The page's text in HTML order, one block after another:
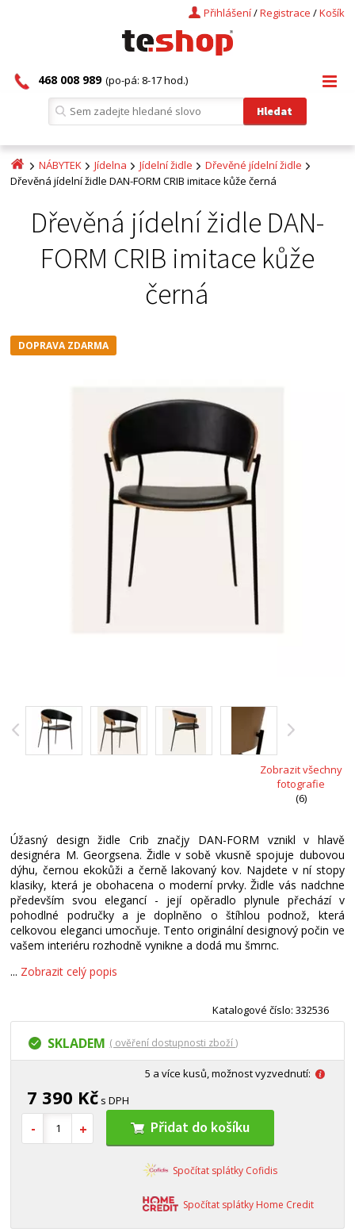
Košík
/
Registrace
/
Přihlášení
468 008 989 (po-pá: 8-17 hod.)
NÁBYTEK Jídelna Jídelní židle
Dřevěné jídelní židle
Dřevěná jídelní židle DAN-FORM CRIB imitace kůže černá
Dřevěná jídelní židle DAN-
FORM CRIB imitace kůže
černá
DOPRAVA ZDARMA
Zobrazit všechny
fotografie
(6)
Úžasný design židle Crib značjy DAN-FORM vznikl v hlavě
designéra M. Georgsena. Židle v sobě vkusně spojuje dubovou
dýhu, černou ekokůži a černě lakovaný kov. Najdete v ní stopy
klasiky, která je obohacena o moderní prvky. Židle vás nadchne
především svou elegancí - její opěradlo plynule přechází v
pohodlné područky a je doplněno o štíhlou podnož, která
celkovou eleganci umocňuje. Tento originální designový počin ve
vašem interiéru rozhodně vynikne a dodá mu šmrnc.
... Zobrazit celý popis
Katalogové číslo: 332536
SKLADEM ( ověření dostupnosti zboží )
5 a více kusů, možnost vyzvednutí:
7 390 Kč s DPH
Přidat do košíku
Spočítat splátky Cofidis
Spočítat splátky Home Credit